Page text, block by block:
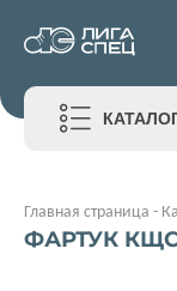
Главная страница -
ФАРТУК КЩС